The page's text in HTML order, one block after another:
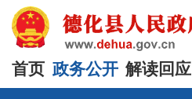
首页 政务公开 解读回应